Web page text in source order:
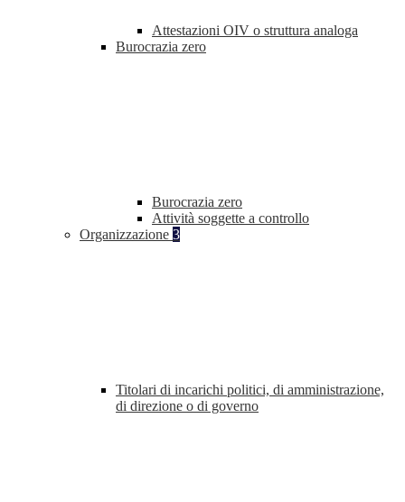
Attestazioni OIV o struttura analoga
Burocrazia zero
Burocrazia zero
Attività soggette a controllo
Organizzazione 3
Titolari di incarichi politici, di amministrazione,
di direzione o di governo